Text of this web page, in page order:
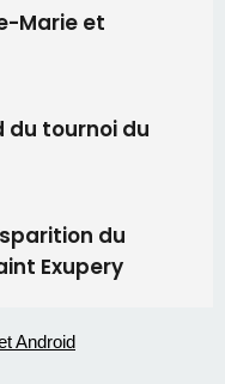
du
Exupery
Corse 2026
premières loges
avant 2081
?